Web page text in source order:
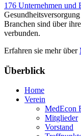
176 Unternehmen und
Branchen sind über
verbunden.
Erfahren sie mehr über
Überblick
Home
Verein
MedEcon
Mitglieder
Vorstand